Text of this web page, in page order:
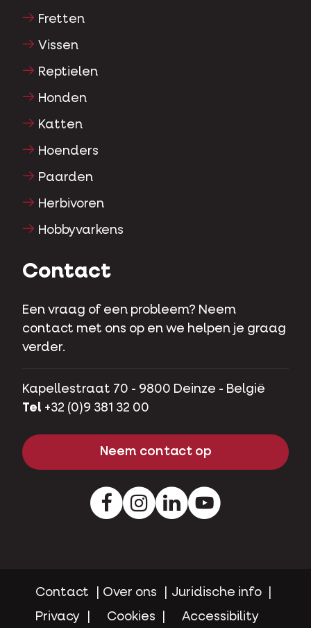
Fretten
Vissen
Reptielen
Honden
Katten
Hoenders
Paarden
Herbivoren
Hobbyvarkens
Contact
Een vraag of een probleem? Neem
contact met ons op en we helpen je graag
verder.
Kapellestraat 70 - 9800 Deinze - België
Tel +32 (0)9 381 32 00
Neem contact op
FacebookInstagramLinkedInYoutube
Contact Over ons
Juridische info
Privacy
Cookies Accessibility